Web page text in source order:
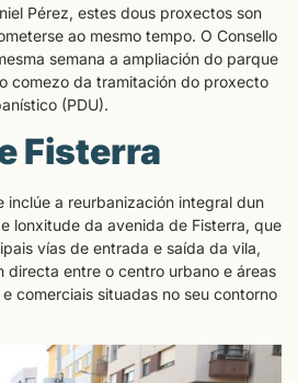
Pérez, estes dous proxectos son
ao mesmo tempo. O Consello
semana a ampliación do parque
comezo da tramitación do proxecto
(PDU).
Fisterra
inclúe a reurbanización integral dun
lonxitude da avenida de Fisterra, que
vías de entrada e saída da vila,
directa entre o centro urbano e áreas
comerciais situadas no seu contorno